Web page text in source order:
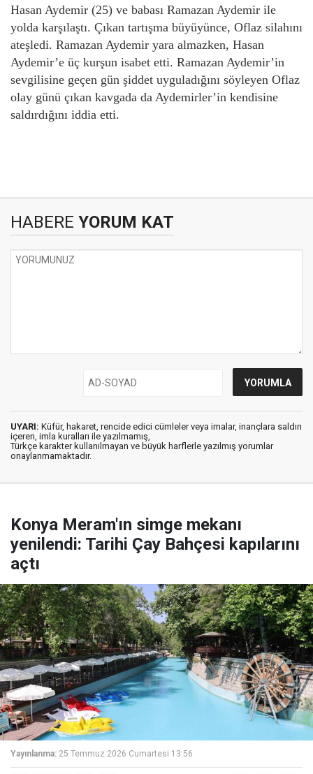
Hasan Aydemir (25) ve babası Ramazan Aydemir ile
yolda karşılaştı. Çıkan tartışma büyüyünce, Oflaz silahını
ateşledi. Ramazan Aydemir yara almazken, Hasan
Aydemir’e üç kurşun isabet etti. Ramazan Aydemir’in
sevgilisine geçen gün şiddet uyguladığını söyleyen Oflaz
olay günü çıkan kavgada da Aydemirler’in kendisine
saldırdığını iddia etti.
HABERE YORUM KAT
UYARI: Küfür, hakaret, rencide edici cümleler veya imalar, inançlara saldırı
içeren, imla kuralları ile yazılmamış,
Türkçe karakter kullanılmayan ve büyük harflerle yazılmış yorumlar
onaylanmamaktadır.
Konya Meram'ın simge mekanı
yenilendi: Tarihi Çay Bahçesi kapılarını
açtı
Yayınlanma: 25 Temmuz 2026 Cumartesi 13:56